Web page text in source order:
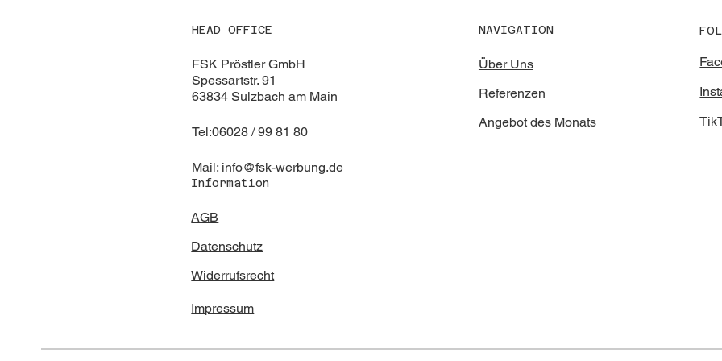
HEAD OFFICE
FSK Pröstler GmbH
Spessartstr. 91
63834 Sulzbach am Main
Tel:06028 / 99 81 80
Mail: info@fsk-werbung.de
NAVIGATION
Über Uns
Referenzen
Angebot des Monats
Information
AGB
Datenschutz
Widerrufsrecht
Impressum